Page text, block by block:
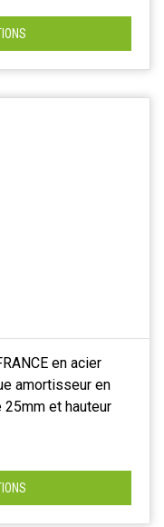
en acier
amortisseur en
et hauteur